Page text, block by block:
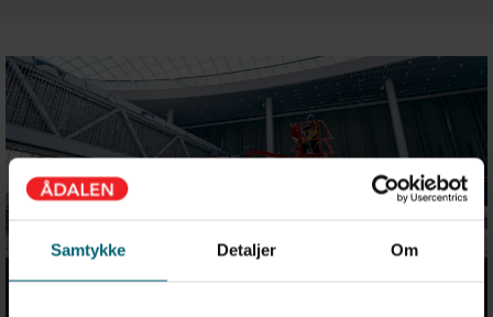
Samtykke Detaljer Om